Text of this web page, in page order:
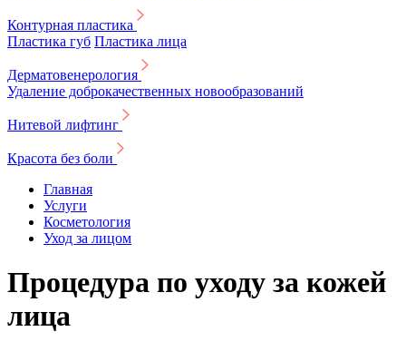
Контурная пластика
Пластика губ Пластика лица
Дерматовенерология
Удаление доброкачественных новообразований
Нитевой лифтинг
Красота без боли
Главная
Услуги
Косметология
Уход за лицом
Процедура по уходу за кожей
лица